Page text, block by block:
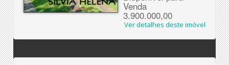
Venda
3.900.000,00
Ver detalhes deste imóvel